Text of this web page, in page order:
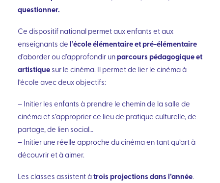
questionner.
Ce dispositif national permet aux enfants et aux
enseignants de l’école élémentaire et pré-élémentaire
d’aborder ou d’approfondir unparcours pédagogique et
artistique sur le cinéma. Il permet de lier le cinéma à
l’école avec deux objectifs:
– Initier les enfants à prendre le chemin de la salle de
cinéma et s’approprier ce lieu de pratique culturelle, de
partage, de lien social…
– Initier une réelle approche du cinéma en tant qu’art à
découvrir et à aimer.
Les classes assistent àtrois projections dans l’année.